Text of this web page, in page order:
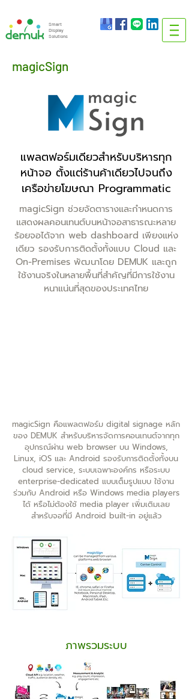
Smart
Display
Solutions
magicSign
แพลตฟอร์มเดียวสำหรับบริหารทุก
หน้าจอ ตั้งแต่ร้านค้าเดียวไปจนถึง
เครือข่ายโฆษณา Programmatic
magicSign ช่วยจัดตารางและกำหนดการ
แสดงผลคอนเทนต์บนหน้าจอสาธารณะหลาย
ร้อยจอได้จาก web dashboard เพียงแห่ง
เดียว รองรับการติดตั้งทั้งแบบ Cloud และ
On-Premises พัฒนาโดย DEMUK และถูก
ใช้งานจริงในหลายพื้นที่สำคัญที่มีการใช้งาน
หนาแน่นที่สุดของประเทศไทย
magicSign คือแพลตฟอร์ม digital signage หลัก
ของ DEMUK สำหรับบริหารจัดการคอนเทนต์จากทุก
อุปกรณ์ผ่าน web browser บน Windows,
Linux, iOS และ Android รองรับการติดตั้งทั้งบน
cloud service, ระบบเฉพาะองค์กร หรือระบบ
enterprise-dedicated แบบเต็มรูปแบบ ใช้งาน
ร่วมกับ Android หรือ Windows media players
ได้ หรือไม่ต้องใช้ media player เพิ่มเติมเลย
สำหรับจอที่มี Android built-in อยู่แล้ว
ภาพรวมระบบ